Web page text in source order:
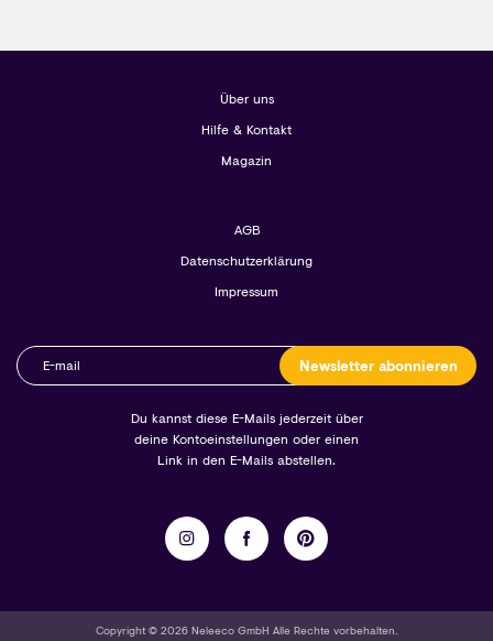
Über uns
Hilfe & Kontakt
Magazin
AGB
Datenschutzerklärung
Impressum
Newsletter abonnieren
Du kannst diese E-Mails jederzeit über
deine Kontoeinstellungen oder einen
Link in den E-Mails abstellen.
Copyright © 2026 Neleeco GmbH Alle Rechte vorbehalten.